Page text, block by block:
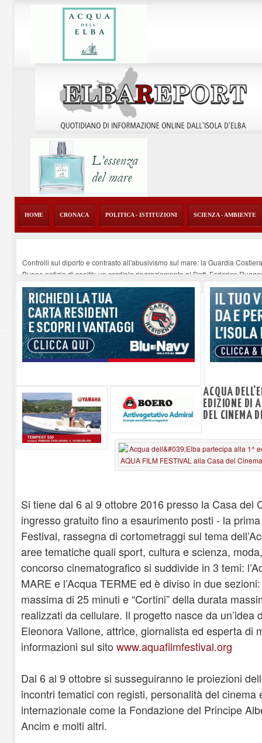
HOME CRONACA POLITICA - ISTITUZIONI SCIENZA - AMBIENTE
Controlli sul diporto e contrasto all'abusivismo sul mare: la Guardia
Buone notizie di sanità: un cordiale ringraziamento al Dott. Federico
Altiero Spinelli e Ursula Hirschmann all'Elba: riaffiora una testimonianza
Capoliveri, potenziata la pulizia dei bordi stradali -07-08-2026
Marina di Campo tra i porti interessati dal nuovo piano dell'Autorità
ACQUA
EDIZIONE DI
DEL CINEMA
Si tiene dal 6 al 9 ottobre 2016 presso la Casa del
ingresso gratuito fino a esaurimento posti - la
Festival, rassegna di cortometraggi sul tema
aree tematiche quali sport, cultura e scienza,
concorso cinematografico si suddivide in 3 temi:
MARE e l’Acqua TERME ed è diviso in due
massima di 25 minuti e “Cortini” della durata
realizzati da cellulare. Il progetto nasce da un’idea
Eleonora Vallone, attrice, giornalista ed esperta di
informazioni sul sito www.aquafilmfestival.org
Dal 6 al 9 ottobre si susseguiranno le proiezioni
incontri tematici con registi, personalità del cinema
internazionale come la Fondazione del Principe
Ancim e molti altri.